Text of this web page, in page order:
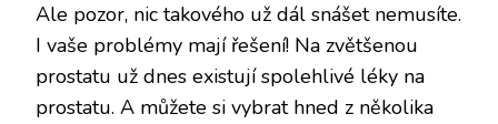
Ale pozor, nic takového už dál snášet nemusíte.
I vaše problémy mají řešení! Na zvětšenou
prostatu už dnes existujíspolehlivé léky na
prostatu. A můžete si vybrat hned z několika